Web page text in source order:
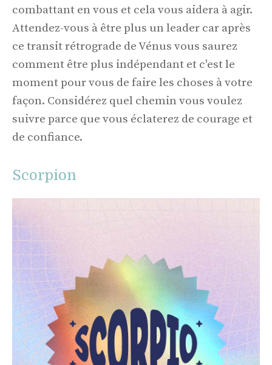
combattant en vous et cela vous aidera à agir.
Attendez-vous à être plus un leader car après
ce transit rétrograde de Vénus vous saurez
comment être plus indépendant et c'est le
moment pour vous de faire les choses à votre
façon. Considérez quel chemin vous voulez
suivre parce que vous éclaterez de courage et
de confiance.
Scorpion